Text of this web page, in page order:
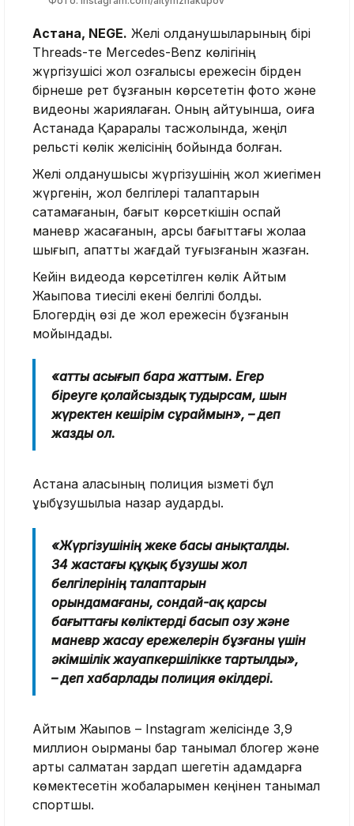
Астана, NEGE. Желі қолданушыларының бірі
Threads-те Mercedes-Benz көлігінің
жүргізушісі жол қозғалысы ережесін бірден
бірнеше рет бұзғанын көрсететін фото және
видеоны жариялаған. Оның айтуынша, оқиға
Астанада Қарқаралы тасжолында, жеңіл
рельсті көлік желісінің бойында болған.
Желі қолданушысы жүргізушінің жол жиегімен
жүргенін, жол белгілері талаптарын
сақтамағанын, бағыт көрсеткішін қоспай
маневр жасағанын, қарсы бағыттағы жолаққа
шығып, апаттық жағдай туғызғанын жазған.
Кейін видеода көрсетілген көлік Айтым
Жақыповқа тиесілі екені белгілі болды.
Блогердің өзі де жол ережесін бұзғанын
мойындады.
«Қатты асығып бара жаттым. Егер
біреуге қолайсыздық тудырсам, шын
жүректен кешірім сұраймын», – деп
жазды ол.
Астана қаласының полиция қызметі бұл
құқықбұзушылыққа назар аударды.
«Жүргізушінің жеке басы анықталды.
34 жастағы құқық бұзушы жол
белгілерінің талаптарын
орындамағаны, сондай-ақ қарсы
бағыттағы көліктерді басып озу және
маневр жасау ережелерін бұзғаны үшін
әкімшілік жауапкершілікке тартылды»,
– деп хабарлады полиция өкілдері.
Айтым Жақыпов – Instagram желісінде 3,9
миллион оқырманы бар танымал блогер және
артық салмақтан зардап шегетін адамдарға
көмектесетін жобаларымен кеңінен танымал
спортшы.